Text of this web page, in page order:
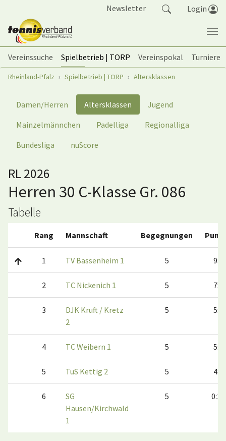
Newsletter Login
Vereinssuche Spielbetrieb | TORP Vereinspokal
Turniere
Sie sind hier:
Rheinland-Pfalz Spielbetrieb | TORP Altersklassen
Damen/Herren Altersklassen
Jugend
Mainzelmännchen
Padelliga
Regionalliga
Bundesliga
nuScore
RL 2026
Herren 30 C-Klasse Gr. 086
Tabelle
Rang Mannschaft Begegnungen
1 TV Bassenheim 1 5 9:1
2 TC Nickenich 1 5 7:3
3
DJK Kruft / Kretz
2
5 5:5
4 TC Weibern 1 5 5:5
5 TuS Kettig 2 5 4:6
6
SG
Hausen/Kirchwald
1
5 0:10